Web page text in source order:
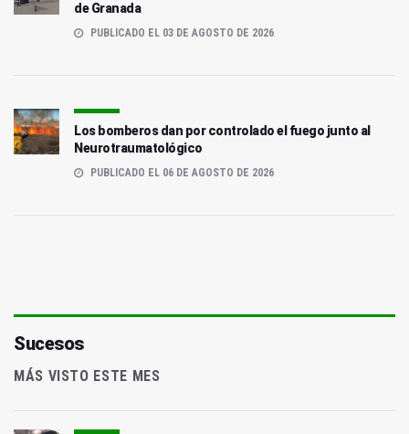
de Granada
PUBLICADO EL 03 DE AGOSTO DE 2026
Los bomberos dan por controlado el fuego junto al
Neurotraumatológico
PUBLICADO EL 06 DE AGOSTO DE 2026
Sucesos
MÁS VISTO ESTE MES